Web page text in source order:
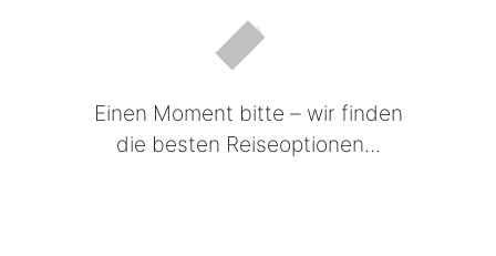
Einen Moment bitte – wir finden
die besten Reiseoptionen...